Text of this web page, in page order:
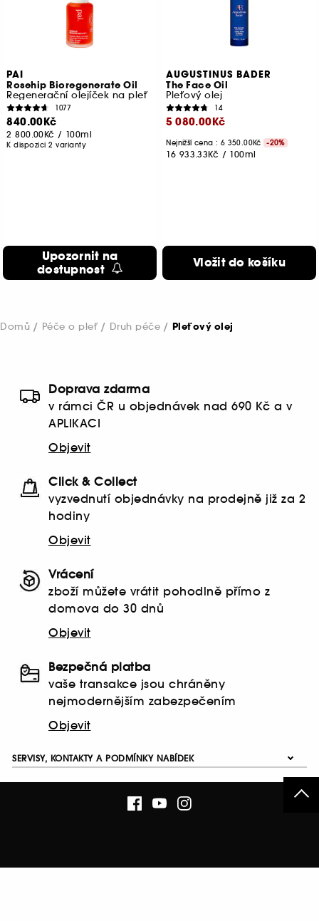
PAI
Rosehip Bioregenerate Oil
Regenerační olejíček na pleť
1077
840.00Kč
2 800.00Kč / 100ml
K dispozici 2 varianty
Upozornit na
dostupnost
AUGUSTINUS BADER
The Face Oil
Pleťový olej
14
5 080.00Kč
Nejnižší cena : 6 350.00Kč -20%
16 933.33Kč / 100ml
Vložit do košíku
Domů Péče o pleť Druh péče Pleťový olej
Doprava zdarma
v rámci ČR u objednávek nad 690 Kč a v
APLIKACI
Objevit
Click & Collect
vyzvednutí objednávky na prodejně již za 2
hodiny
Objevit
Vrácení
zboží můžete vrátit pohodlně přímo z
domova do 30 dnů
Objevit
Bezpečná platba
vaše transakce jsou chráněny
nejmodernějším zabezpečením
Objevit
SERVISY, KONTAKTY A PODMÍNKY NABÍDEK